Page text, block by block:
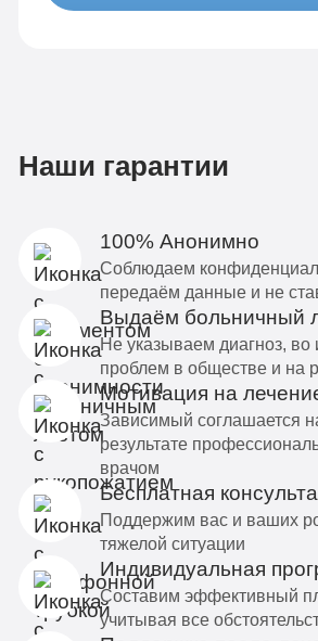
Наши гарантии
100% Анонимно
Соблюдаем
передаём данные и не
Выдаём больничный
Не указываем диагноз, во
проблем в обществе и на
Мотивация на
Зависимый соглашается
результате
врачом
Бесплатная
Поддержим вас и ваших
тяжелой ситуации
Индивидуальная
Составим эффективный
учитывая все